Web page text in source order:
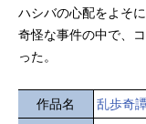
ハシバの心配をよそ
奇怪な事件の中で、
った。
作品名
乱歩奇